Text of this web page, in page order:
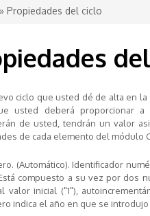
usted aquí
» Propiedades del ciclo
ciclo que usted dé de alta en
usted deberá proporcionar a
de usted, tendrán un valor
de cada elemento del módulo
. (Automático). Identificador
compuesto a su vez por dos
valor inicial ("1"),
indica el año en que se